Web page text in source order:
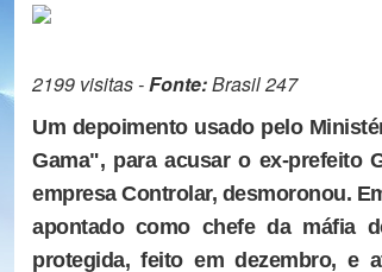
2199 visitas -Fonte:Brasil 247
Um depoimento usado pelo
Gama", para acusar o ex-prefeito
empresa Controlar, desmoronou.
apontado como chefe da máfia
protegida, feito em dezembro, e